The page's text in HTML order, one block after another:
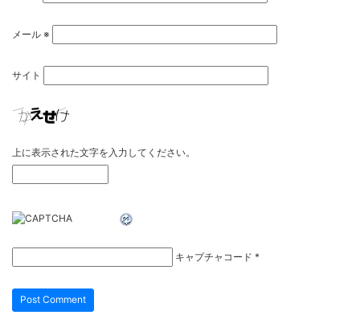
メール ※
サイト
上に表示された文字を入力してください。
キャプチャコード *